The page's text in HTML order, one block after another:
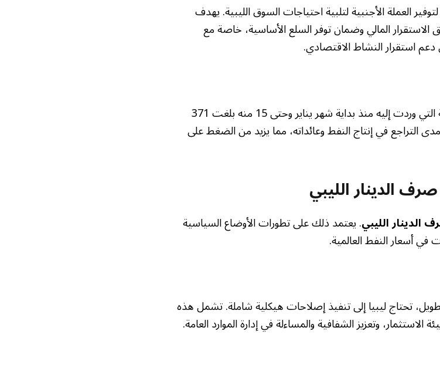
العملة الأجنبية لتلبية احتياجات السوق الليبية. يهدف
المالي وضمان توفر السلع الأساسية، خاصة مع
استقرار النشاط الاقتصادي.
أعلن المصرف المركزي أن الإيرادات النفطية التي وردت إليه منذ بداية شهر يناير وحتى 15 منه بلغت 371
التراجع في إنتاج النفط وعائداته، مما يزيد من الضغط على
الدينار الليبي
الليبي. يعتمد ذلك على تطورات الأوضاع السياسية
في أسعار النفط العالمية.
تحتاج ليبيا إلى تنفيذ إصلاحات هيكلية شاملة. تشمل هذه
وتعزيز الشفافية والمساءلة في إدارة الموارد العامة.